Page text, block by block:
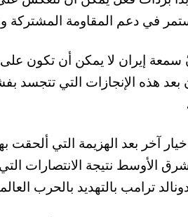
في دعم المقاومة
سمعة إيران لا يمكن أن تكون
هذه الإنجازات التي تتجسد
آخر بعد الهزيمة التي ألحقت
الأوسط نتيجة الانتصارات
ترامب بالتهديد بالحرب